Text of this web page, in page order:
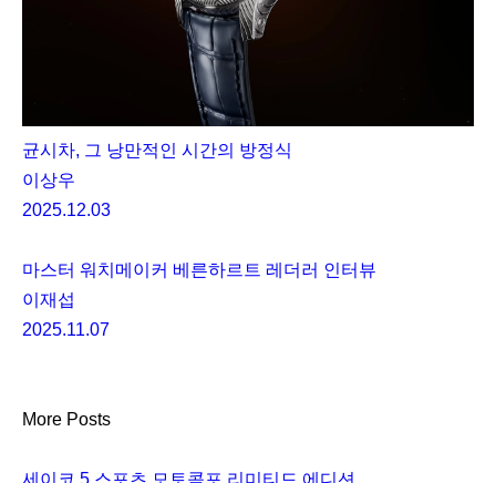
균시차, 그 낭만적인 시간의 방정식
이상우
2025.12.03
마스터 워치메이커 베른하르트 레더러 인터뷰
이재섭
2025.11.07
More Posts
세이코 5 스포츠 모토콤포 리미티드 에디션